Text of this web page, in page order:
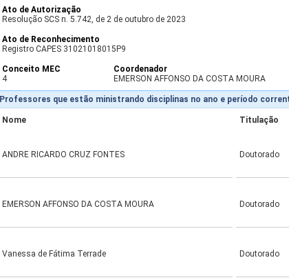
Ato de Autorização
Resolução SCS n. 5.742, de 2 de outubro de 2023
Ato de Reconhecimento
Registro CAPES 31021018015P9
Conceito MEC
4
Coordenador
EMERSON AFFONSO DA COSTA MOURA
Professores que estão ministrando disciplinas no ano e período
Nome Titulação
ANDRE RICARDO CRUZ FONTES Doutorado
EMERSON AFFONSO DA COSTA MOURA Doutorado
Vanessa de Fátima Terrade Doutorado